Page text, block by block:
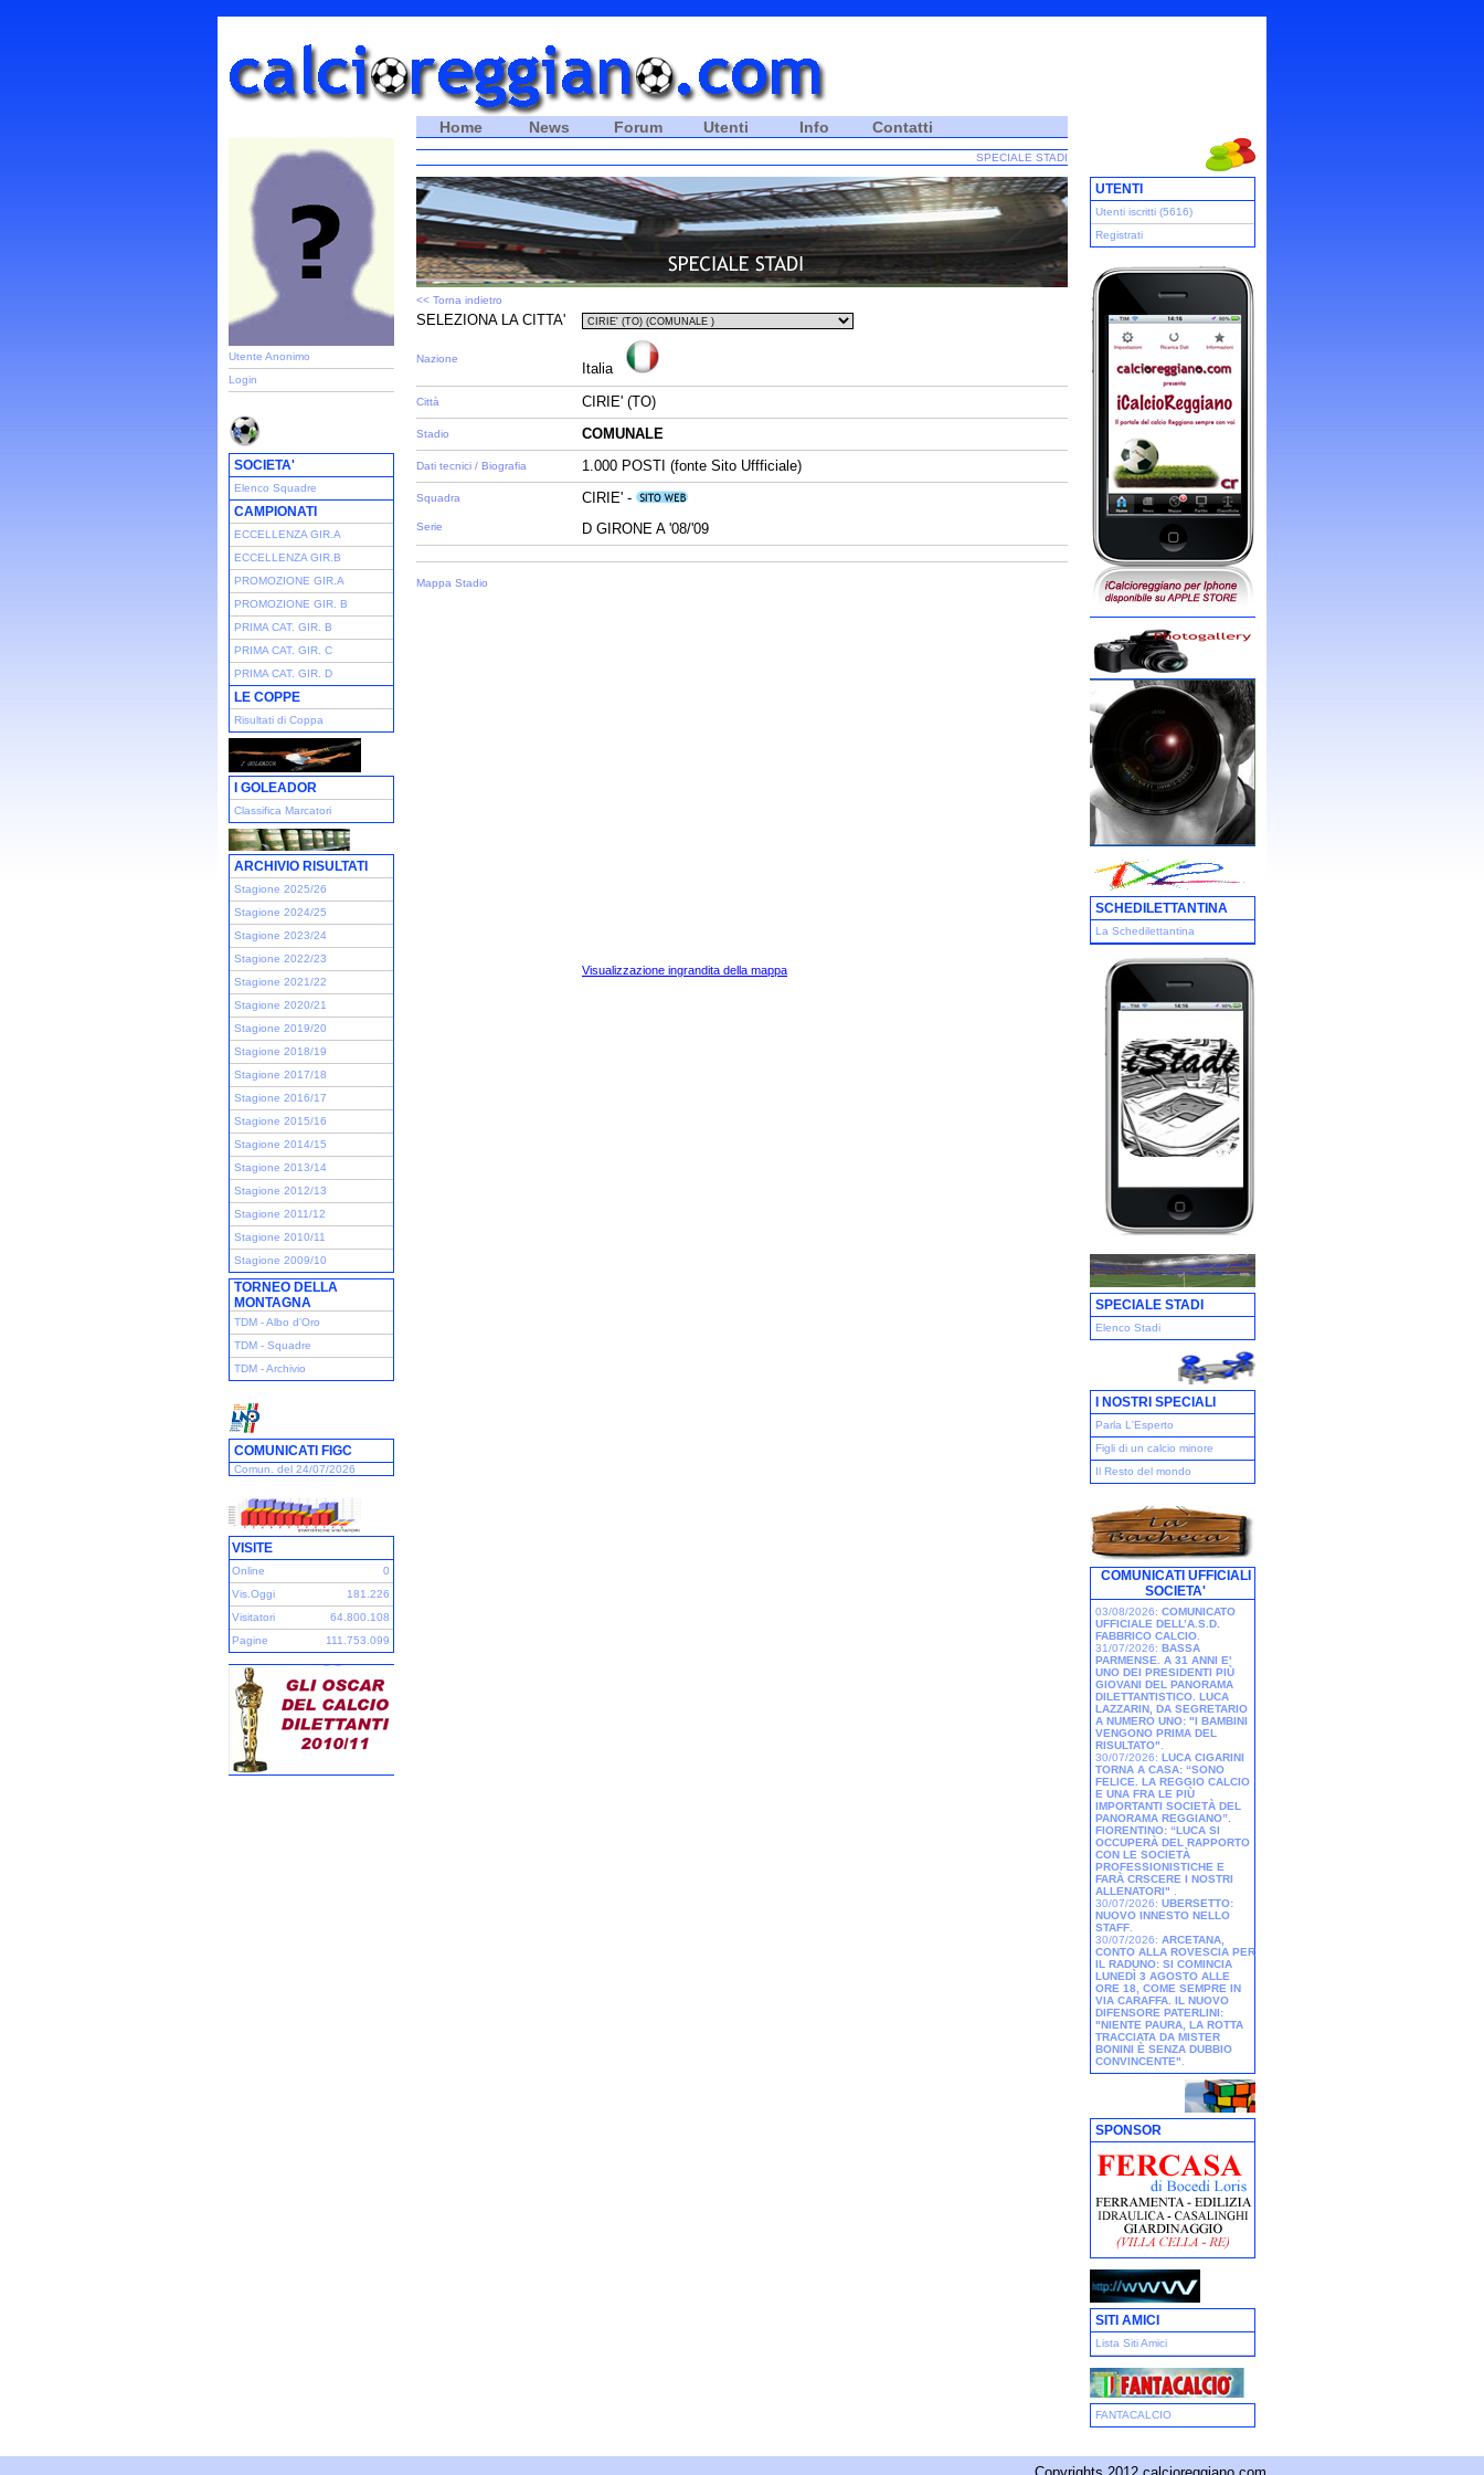
Utente Anonimo
Login
SOCIETA'
Elenco Squadre
CAMPIONATI
ECCELLENZA GIR.A
ECCELLENZA GIR.B
PROMOZIONE GIR.A
PROMOZIONE GIR. B
PRIMA CAT. GIR. B
PRIMA CAT. GIR. C
PRIMA CAT. GIR. D
LE COPPE
Risultati di Coppa
I GOLEADOR
Classifica Marcatori
ARCHIVIO RISULTATI
Stagione 2025/26
Stagione 2024/25
Stagione 2023/24
Stagione 2022/23
Stagione 2021/22
Stagione 2020/21
Stagione 2019/20
Stagione 2018/19
Stagione 2017/18
Stagione 2016/17
Stagione 2015/16
Stagione 2014/15
Stagione 2013/14
Stagione 2012/13
Stagione 2011/12
Stagione 2010/11
Stagione 2009/10
TORNEO DELLA
MONTAGNA
TDM - Albo d'Oro
TDM - Squadre
TDM - Archivio
COMUNICATI FIGC
Comun. del 24/07/2026
VISITE
Online
0
Vis.Oggi
181.226
Visitatori
64.800.108
Pagine
111.753.099
Home News Forum Utenti Info Contatti
SPECIALE STADI
<< Torna indietro
SELEZIONA LA CITTA'
Nazione
Italia
Città CIRIE' (TO)
Stadio COMUNALE
Dati tecnici / Biografia 1.000 POSTI (fonte Sito Uffficiale)
Squadra
Serie
CIRIE' -
D GIRONE A '08/'09
Mappa Stadio
Visualizzazione ingrandita della mappa
UTENTI
Utenti iscritti (5616)
Registrati
SCHEDILETTANTINA
La Schedilettantina
SPECIALE STADI
Elenco Stadi
I NOSTRI SPECIALI
Parla L'Esperto
Figli di un calcio minore
Il Resto del mondo
COMUNICATI UFFICIALI
SOCIETA'
03/08/2026: COMUNICATO
UFFICIALE DELL’A.S.D.
FABBRICO CALCIO
31/07/2026: BASSA
PARMENSE. A 31 ANNI E'
UNO DEI PRESIDENTI PIÙ
GIOVANI DEL PANORAMA
DILETTANTISTICO. LUCA
LAZZARIN, DA SEGRETARIO
A NUMERO UNO: "I BAMBINI
VENGONO PRIMA DEL
RISULTATO"
30/07/2026: LUCA CIGARINI
TORNA A CASA: “SONO
FELICE. LA REGGIO CALCIO
E UNA FRA LE PIÙ
IMPORTANTI SOCIETÀ DEL
PANORAMA REGGIANO”.
FIORENTINO: “LUCA SI
OCCUPERÀ DEL RAPPORTO
CON LE SOCIETÀ
PROFESSIONISTICHE E
FARÀ CRSCERE I NOSTRI
ALLENATORI"
30/07/2026: UBERSETTO:
NUOVO INNESTO NELLO
STAFF
30/07/2026: ARCETANA,
CONTO ALLA ROVESCIA PER
IL RADUNO: SI COMINCIA
LUNEDÌ 3 AGOSTO ALLE
ORE 18, COME SEMPRE IN
VIA CARAFFA. IL NUOVO
DIFENSORE PATERLINI:
"NIENTE PAURA, LA ROTTA
TRACCIATA DA MISTER
BONINI È SENZA DUBBIO
CONVINCENTE"
SPONSOR
SITI AMICI
Lista Siti Amici
FANTACALCIO